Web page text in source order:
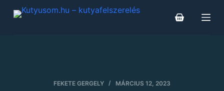
S
FEKETE GERGELY MÁRCIUS 12, 2023